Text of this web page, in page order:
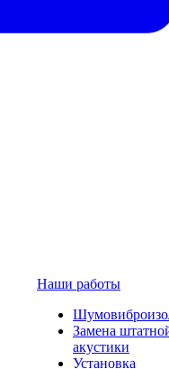
Наши работы
Замена
акустики
Установка